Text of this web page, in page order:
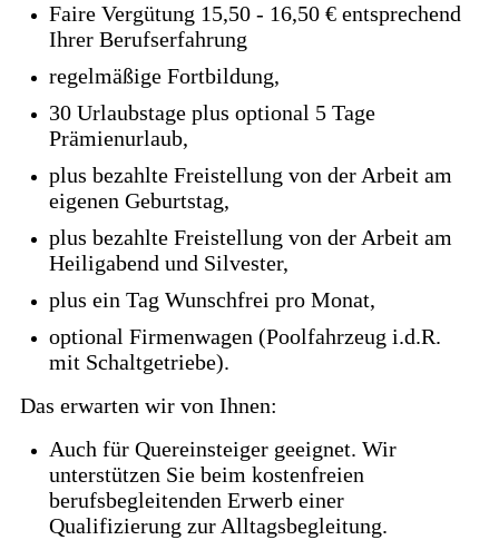
Faire Vergütung 15,50 - 16,50 € entsprechend
Ihrer Berufserfahrung
regelmäßige Fortbildung,
30 Urlaubstage plus optional 5 Tage
Prämienurlaub,
plus bezahlte Freistellung von der Arbeit am
eigenen Geburtstag,
plus bezahlte Freistellung von der Arbeit am
Heiligabend und Silvester,
plus ein Tag Wunschfrei pro Monat,
optional Firmenwagen (Poolfahrzeug i.d.R.
mit Schaltgetriebe).
Das erwarten wir von Ihnen:
Auch für Quereinsteiger geeignet. Wir
unterstützen Sie beim kostenfreien
berufsbegleitenden Erwerb einer
Qualifizierung zur Alltagsbegleitung.